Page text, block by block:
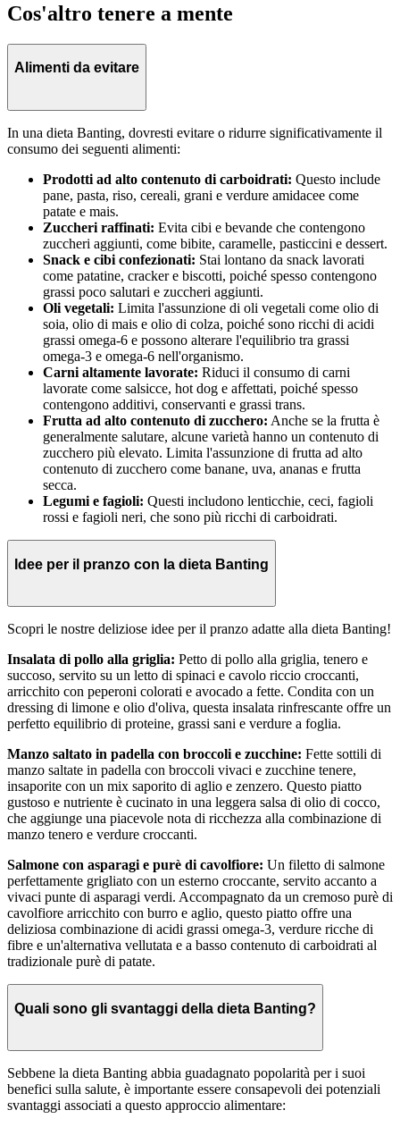
Cos'altro tenere a mente
Alimenti da evitare
In una dieta Banting, dovresti evitare o ridurre significativamente il
consumo dei seguenti alimenti:
Prodotti ad alto contenuto di carboidrati: Questo include
pane, pasta, riso, cereali, grani e verdure amidacee come
patate e mais.
Zuccheri raffinati: Evita cibi e bevande che contengono
zuccheri aggiunti, come bibite, caramelle, pasticcini e dessert.
Snack e cibi confezionati: Stai lontano da snack lavorati
come patatine, cracker e biscotti, poiché spesso contengono
grassi poco salutari e zuccheri aggiunti.
Oli vegetali: Limita l'assunzione di oli vegetali come olio di
soia, olio di mais e olio di colza, poiché sono ricchi di acidi
grassi omega-6 e possono alterare l'equilibrio tra grassi
omega-3 e omega-6 nell'organismo.
Carni altamente lavorate: Riduci il consumo di carni
lavorate come salsicce, hot dog e affettati, poiché spesso
contengono additivi, conservanti e grassi trans.
Frutta ad alto contenuto di zucchero: Anche se la frutta è
generalmente salutare, alcune varietà hanno un contenuto di
zucchero più elevato. Limita l'assunzione di frutta ad alto
contenuto di zucchero come banane, uva, ananas e frutta
secca.
Legumi e fagioli: Questi includono lenticchie, ceci, fagioli
rossi e fagioli neri, che sono più ricchi di carboidrati.
Idee per il pranzo con la dieta Banting
Scopri le nostre deliziose idee per il pranzo adatte alla dieta Banting!
Insalata di pollo alla griglia: Petto di pollo alla griglia, tenero e
succoso, servito su un letto di spinaci e cavolo riccio croccanti,
arricchito con peperoni colorati e avocado a fette. Condita con un
dressing di limone e olio d'oliva, questa insalata rinfrescante offre un
perfetto equilibrio di proteine, grassi sani e verdure a foglia.
Manzo saltato in padella con broccoli e zucchine: Fette sottili di
manzo saltate in padella con broccoli vivaci e zucchine tenere,
insaporite con un mix saporito di aglio e zenzero. Questo piatto
gustoso e nutriente è cucinato in una leggera salsa di olio di cocco,
che aggiunge una piacevole nota di ricchezza alla combinazione di
manzo tenero e verdure croccanti.
Salmone con asparagi e purè di cavolfiore: Un filetto di salmone
perfettamente grigliato con un esterno croccante, servito accanto a
vivaci punte di asparagi verdi. Accompagnato da un cremoso purè di
cavolfiore arricchito con burro e aglio, questo piatto offre una
deliziosa combinazione di acidi grassi omega-3, verdure ricche di
fibre e un'alternativa vellutata e a basso contenuto di carboidrati al
tradizionale purè di patate.
Quali sono gli svantaggi della dieta Banting?
Sebbene la dieta Banting abbia guadagnato popolarità per i suoi
benefici sulla salute, è importante essere consapevoli dei potenziali
svantaggi associati a questo approccio alimentare: